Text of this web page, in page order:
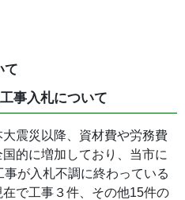
て
事入札について
震災以降、資材費や労務費
的に増加しており、当市に
が入札不調に終わっている
で工事３件、その他15件の